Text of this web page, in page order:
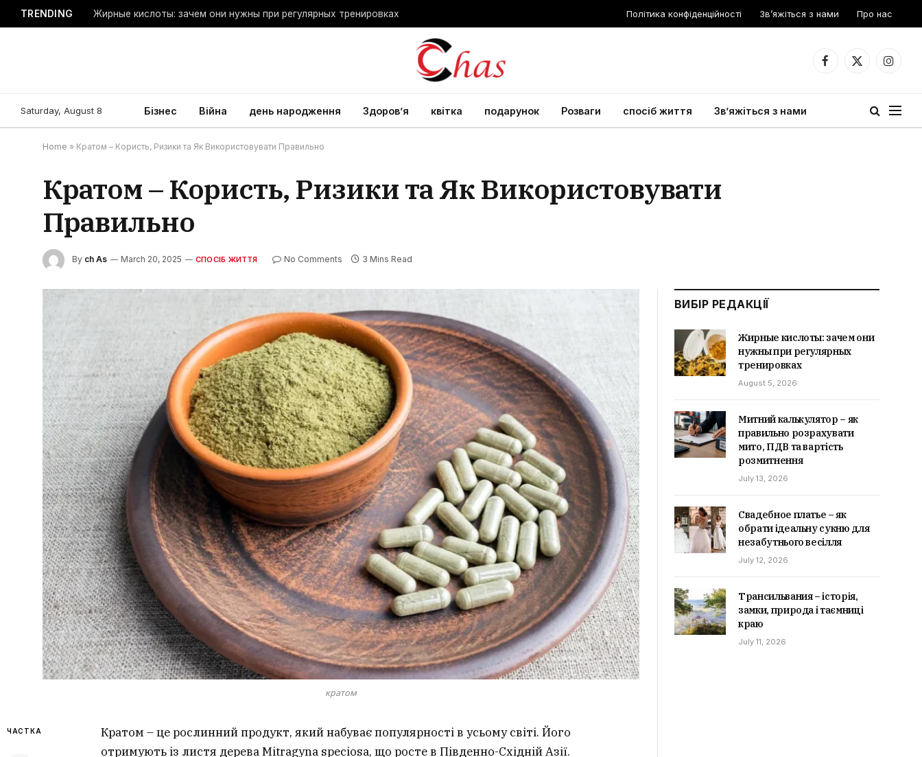
TRENDING Жирные кислоты: зачем они нужны при регулярных тренировках Політика конфіденційності Зв’яжіться з нами Про нас
Facebook
X
Saturday, August 8 Бізнес Війна день народження Здоров’я квітка подарунок Розваги спосіб життя Зв’яжіться з нами
Home » Кратом – Користь, Ризики та Як Використовувати Правильно
Кратом – Користь, Ризики та Як Використовувати
Правильно
By ch As March 20, 2025 СПОСІБ ЖИТТЯ No Comments 3 Mins Read
кратом
ЧАСТКА
Кратом – це рослинний продукт, який набуває популярності в усьому світі. Його
отримують із листя дерева Mitragyna speciosa, що росте в Південно-Східній Азії.
ВИБІР РЕДАКЦІЇ
Жирные кислоты: зачем они
нужны при регулярных
тренировках
August 5, 2026
Митний калькулятор – як
правильно розрахувати
мито, ПДВ та вартість
розмитнення
July 13, 2026
Свадебное платье – як
обрати ідеальну сукню для
незабутнього весілля
July 12, 2026
Трансильвания – історія,
замки, природа і таємниці
краю
July 11, 2026